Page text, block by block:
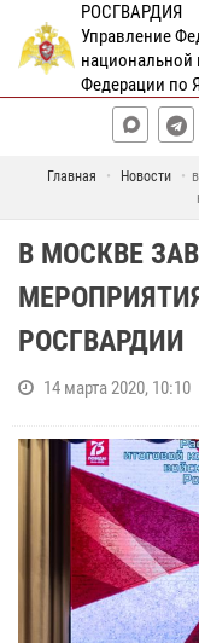
РОСГВАРДИЯ
Управление
национальной
Федерации по
Главная Новости
В МОСКВЕ
РОСГВАРДИИ
14 марта 2020, 10:10